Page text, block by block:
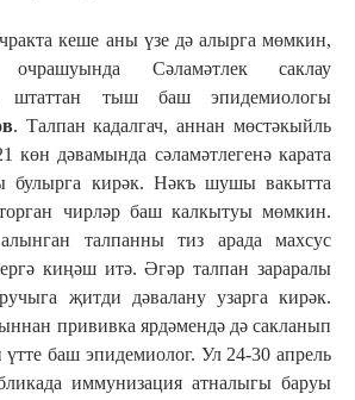
кеше аны үзе дә алырга мөмкин,
очрашуында Сәламәтлек саклау
штаттан тыш баш эпидемиологы
. Талпан кадалгач, аннан мөстәкыйль
көн дәвамында сәламәтлегенә карата
булырга кирәк. Нәкъ шушы вакытта
чирләр баш калкытуы мөмкин.
талпанны тиз арада махсус
киңәш итә. Әгәр талпан зараралы
җитди дәвалану узарга кирәк.
прививка ярдәмендә дә сакланып
үтте баш эпидемиолог. Ул 24-30 апрель
иммунизация атналыгы баруы